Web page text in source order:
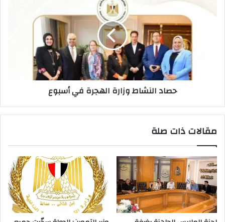
حصاد النشاط وزارة الهجرة في أسبوع
مقالات ذات صلة